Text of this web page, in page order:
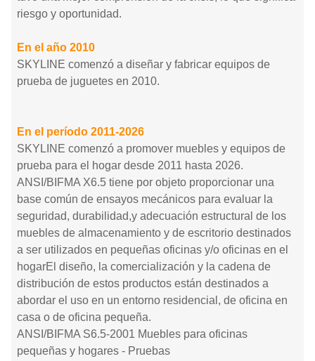
riesgo y oportunidad.
En el año 2010
SKYLINE comenzó a diseñar y fabricar equipos de
prueba de juguetes en 2010.
En el período 2011-2026
SKYLINE comenzó a promover muebles y equipos de
prueba para el hogar desde 2011 hasta 2026.
ANSI/BIFMA X6.5 tiene por objeto proporcionar una
base común de ensayos mecánicos para evaluar la
seguridad, durabilidad,y adecuación estructural de los
muebles de almacenamiento y de escritorio destinados
a ser utilizados en pequeñas oficinas y/o oficinas en el
hogarEl diseño, la comercialización y la cadena de
distribución de estos productos están destinados a
abordar el uso en un entorno residencial, de oficina en
casa o de oficina pequeña.
ANSI/BIFMA S6.5-2001 Muebles para oficinas
pequeñas y hogares - Pruebas